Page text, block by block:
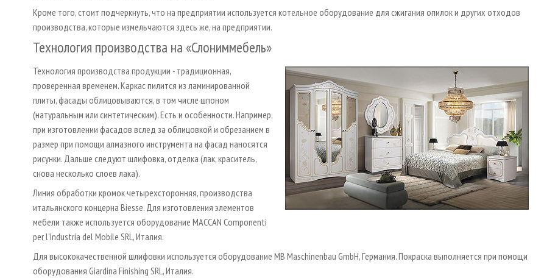
Кроме того, стоит подчеркнуть, что на предприятии используется котельное оборудование для сжигания опилок и других отходов
производства, которые измельчаются здесь же, на предприятии.
Технология производства на «Слониммебель»
Технология производства продукции - традиционная,
проверенная временем. Каркас пилится из ламинированной
плиты, фасады облицовываются, в том числе шпоном
(натуральным или синтетическим). Есть и особенности. Например,
при изготовлении фасадов вслед за облицовкой и обрезанием в
размер при помощи алмазного инструмента на фасад наносятся
рисунки. Дальше следуют шлифовка, отделка (лак, краситель,
снова несколько слоев лака).
Линия обработки кромок четырехсторонняя, производства
итальянского концерна Biesse. Для изготовления элементов
мебели также используется оборудование MACCAN Componenti
per l'Industria del Mobile SRL, Италия.
Для высококачественной шлифовки используется оборудование MB Maschinenbau GmbH, Германия. Покраска выполняется при помощи
оборудования Giardina Finishing SRL, Италия.